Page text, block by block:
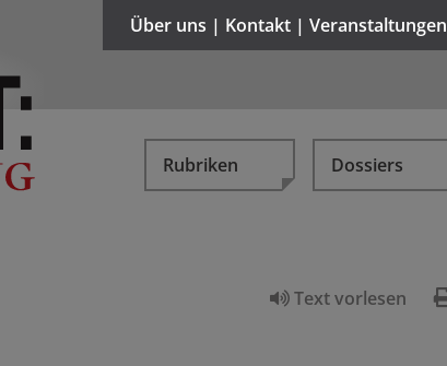
Über uns | Kontakt | Veranstaltungen
Rubriken Dossiers
Text vorlesen